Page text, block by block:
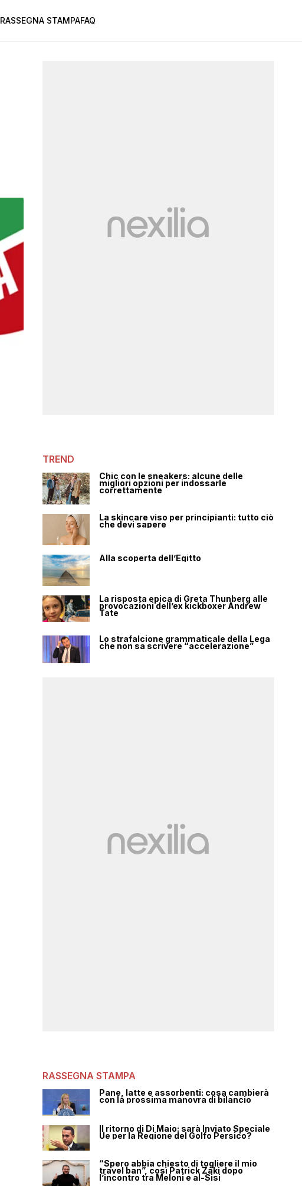
RASSEGNA STAMPAFAQ
TREND
Chic con le sneakers: alcune delle
migliori opzioni per indossarle
correttamente
La skincare viso per principianti: tutto ciò
che devi sapere
Alla scoperta dell’Egitto
La risposta epica di Greta Thunberg alle
provocazioni dell’ex kickboxer Andrew
Tate
Lo strafalcione grammaticale della Lega
che non sa scrivere “accelerazione”
RASSEGNA STAMPA
Pane, latte e assorbenti: cosa cambierà
con la prossima manovra di bilancio
Il ritorno di Di Maio: sarà Inviato Speciale
Ue per la Regione del Golfo Persico?
“Spero abbia chiesto di togliere il mio
travel ban”, così Patrick Zaki dopo
l’incontro tra Meloni e al-Sisi